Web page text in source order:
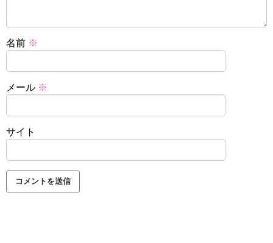
名前 ※
メール ※
サイト